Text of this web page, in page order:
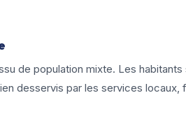
de population mixte. Les
desservis par les services locaux,